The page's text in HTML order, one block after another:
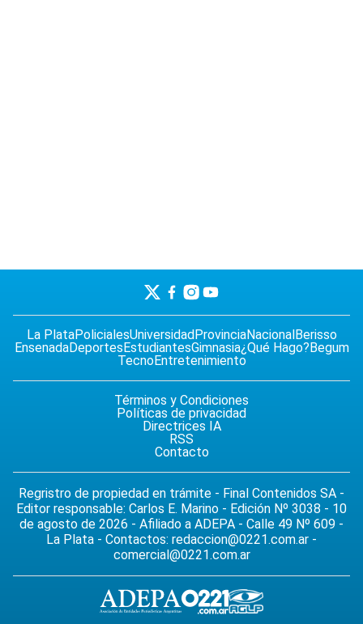
La PlataPolicialesUniversidadProvinciaNacionalBerisso
EnsenadaDeportesEstudiantesGimnasia¿Qué Hago?Begum
TecnoEntretenimiento
Términos y Condiciones
Políticas de privacidad
Directrices IA
RSS
Contacto
Regristro de propiedad en trámite - Final Contenidos SA -
Editor responsable: Carlos E. Marino - Edición Nº 3038 - 10
de agosto de 2026 - Afiliado a ADEPA - Calle 49 Nº 609 -
La Plata - Contactos: redaccion@0221.com.ar -
comercial@0221.com.ar